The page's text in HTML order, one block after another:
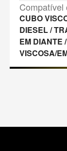
Compatível
CUBO
DIESEL /
EM DIANTE
VISCOSA/
M